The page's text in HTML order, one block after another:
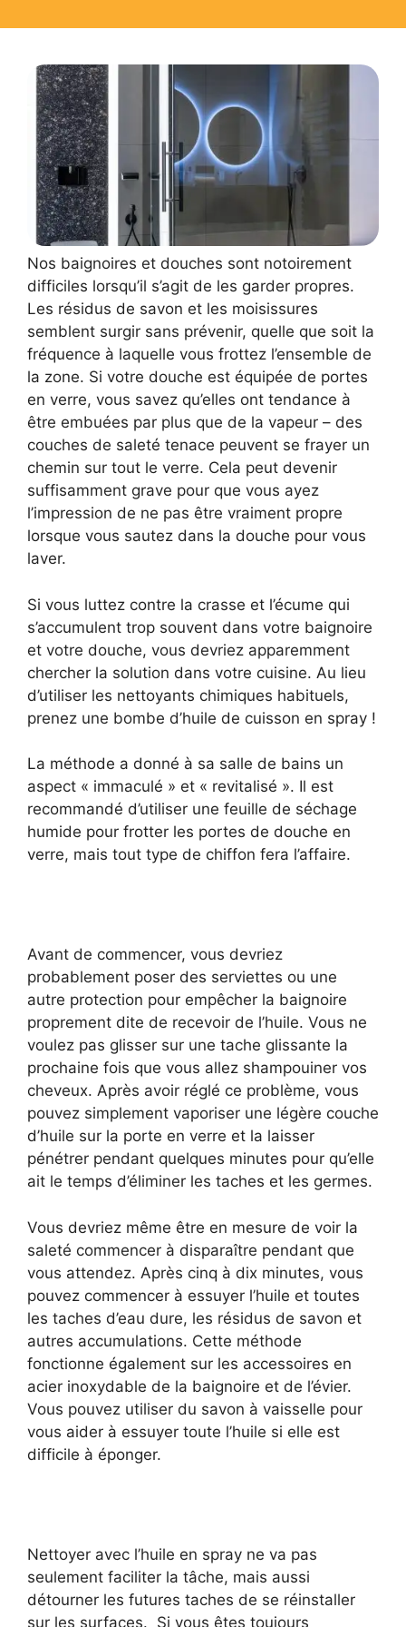
Nos baignoires et douches sont notoirement
difficiles lorsqu’il s’agit de les garder propres.
Les résidus de savon et les moisissures
semblent surgir sans prévenir, quelle que soit la
fréquence à laquelle vous frottez l’ensemble de
la zone. Si votre douche est équipée de portes
en verre, vous savez qu’elles ont tendance à
être embuées par plus que de la vapeur – des
couches de saleté tenace peuvent se frayer un
chemin sur tout le verre. Cela peut devenir
suffisamment grave pour que vous ayez
l’impression de ne pas être vraiment propre
lorsque vous sautez dans la douche pour vous
laver.
Si vous luttez contre la crasse et l’écume qui
s’accumulent trop souvent dans votre baignoire
et votre douche, vous devriez apparemment
chercher la solution dans votre cuisine. Au lieu
d’utiliser les nettoyants chimiques habituels,
prenez une bombe d’huile de cuisson en spray !
La méthode a donné à sa salle de bains un
aspect « immaculé » et « revitalisé ». Il est
recommandé d’utiliser une feuille de séchage
humide pour frotter les portes de douche en
verre, mais tout type de chiffon fera l’affaire.
Avant de commencer, vous devriez
probablement poser des serviettes ou une
autre protection pour empêcher la baignoire
proprement dite de recevoir de l’huile. Vous ne
voulez pas glisser sur une tache glissante la
prochaine fois que vous allez shampouiner vos
cheveux. Après avoir réglé ce problème, vous
pouvez simplement vaporiser une légère couche
d’huile sur la porte en verre et la laisser
pénétrer pendant quelques minutes pour qu’elle
ait le temps d’éliminer les taches et les germes.
Vous devriez même être en mesure de voir la
saleté commencer à disparaître pendant que
vous attendez. Après cinq à dix minutes, vous
pouvez commencer à essuyer l’huile et toutes
les taches d’eau dure, les résidus de savon et
autres accumulations. Cette méthode
fonctionne également sur les accessoires en
acier inoxydable de la baignoire et de l’évier.
Vous pouvez utiliser du savon à vaisselle pour
vous aider à essuyer toute l’huile si elle est
difficile à éponger.
Nettoyer avec l’huile en spray ne va pas
seulement faciliter la tâche, mais aussi
détourner les futures taches de se réinstaller
sur les surfaces. Si vous êtes toujours